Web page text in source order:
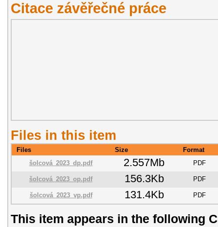
Citace závěřečné práce
Files in this item
Files Size
Format
šolcová_2023_dp.pdf
2.557Mb PDF
šolcová_2023_op.pdf 156.3Kb PDF
šolcová_2023_vp.pdf 131.4Kb PDF
This item appears in the following